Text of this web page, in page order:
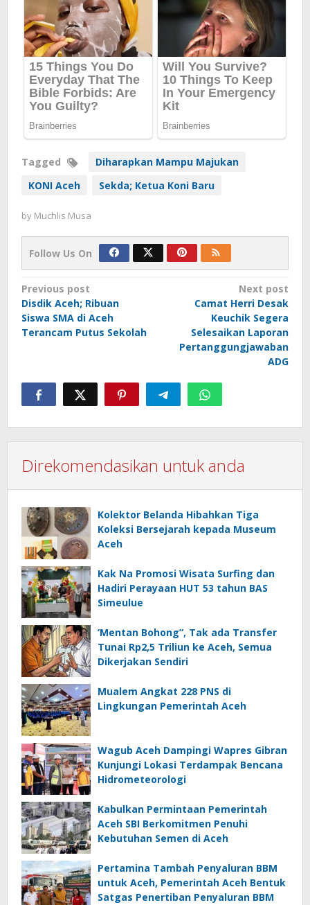
Tagged
Diharapkan Mampu Majukan
KONI Aceh
Sekda; Ketua Koni Baru
by Muchlis Musa
Follow Us On
Post
navigation
Previous post
Disdik Aceh; Ribuan
Siswa SMA di Aceh
Terancam Putus Sekolah
Next post
Camat Herri Desak
Keuchik Segera
Selesaikan Laporan
Pertanggungjawaban
ADG
Direkomendasikan untuk anda
Kolektor Belanda Hibahkan Tiga
Koleksi Bersejarah kepada Museum
Aceh
Kak Na Promosi Wisata Surfing dan
Hadiri Perayaan HUT 53 tahun BAS
Simeulue
‘Mentan Bohong”, Tak ada Transfer
Tunai Rp2,5 Triliun ke Aceh, Semua
Dikerjakan Sendiri
Mualem Angkat 228 PNS di
Lingkungan Pemerintah Aceh
Wagub Aceh Dampingi Wapres Gibran
Kunjungi Lokasi Terdampak Bencana
Hidrometeorologi
Kabulkan Permintaan Pemerintah
Aceh SBI Berkomitmen Penuhi
Kebutuhan Semen di Aceh
Pertamina Tambah Penyaluran BBM
untuk Aceh, Pemerintah Aceh Bentuk
Satgas Penertiban Penyaluran BBM